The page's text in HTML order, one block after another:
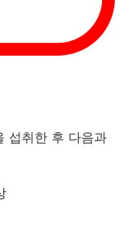
섭취한 후 다음과